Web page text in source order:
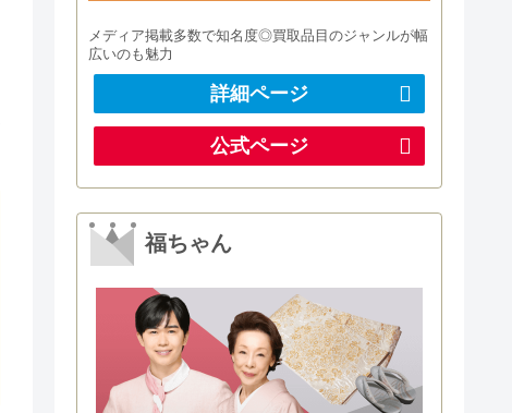
メディア掲載多数で知名度◎買取品目のジャンルが幅
広いのも魅力
詳細ページ
公式ページ
福ちゃん